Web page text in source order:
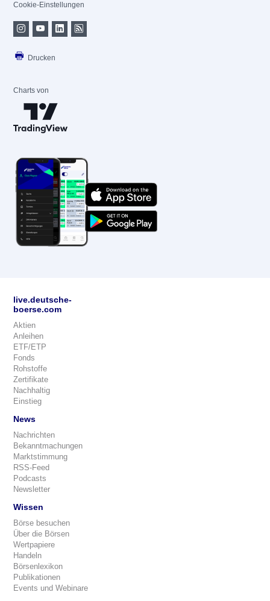
Cookie-Einstellungen
Drucken
Charts von
live.deutsche-
boerse.com
Aktien
Anleihen
ETF/ETP
Fonds
Rohstoffe
Zertifikate
Nachhaltig
Einstieg
News
Nachrichten
Bekanntmachungen
Marktstimmung
RSS-Feed
Podcasts
Newsletter
Wissen
Börse besuchen
Über die Börsen
Wertpapiere
Handeln
Börsenlexikon
Publikationen
Events und Webinare